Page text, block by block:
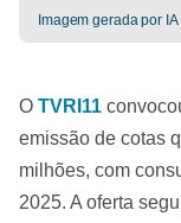
Imagem gerada por IA
O TVRI11
emissão de cotas
milhões, com
2025. A oferta